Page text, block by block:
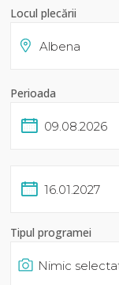
Locul plecării
Perioada
Tipul programei
Nimic